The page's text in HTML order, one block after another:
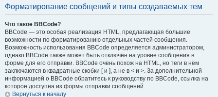
Форматирование сообщений и типы создаваемых тем
Что такое BBCode?
BBCode — это особая реализация HTML, предлагающая большие
возможности по форматированию отдельных частей сообщения.
Возможность использования BBCode определяется администратором,
однако BBCode также может быть отключён на уровне сообщения в
форме для его отправки. BBCode очень похож на HTML, но теги в нём
заключаются в квадратные скобки [ и ], а не в < и >. За дополнительной
информацией о BBCode обратитесь к руководству по BBCode, ссылка на
которое доступна из формы отправки сообщений.
Вернуться к началу